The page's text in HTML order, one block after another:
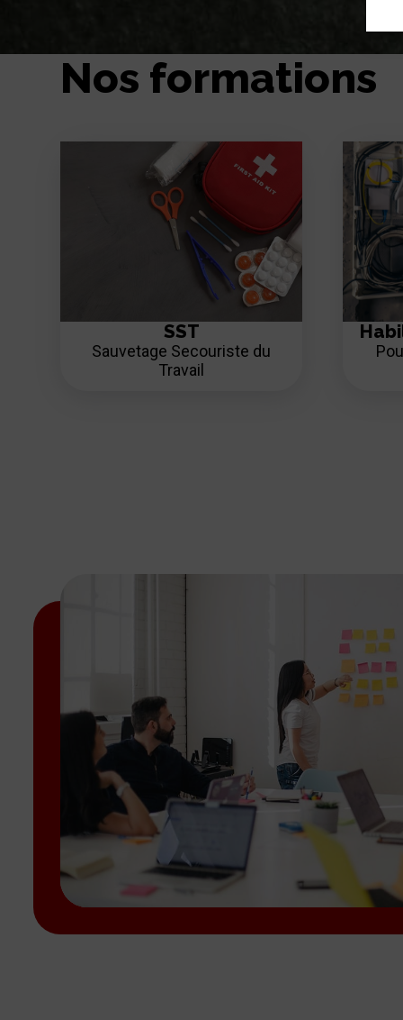
Nos formations
SST
Sauvetage Secouriste du
Travail